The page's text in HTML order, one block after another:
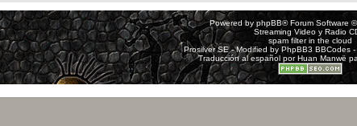
Powered by phpBB® Forum Software
Streaming Video y Radio
spam filter in the cloud
Prosilver SE - Modified by PhpBB3 BBCodes-
Traducción al español porHuan Manwë